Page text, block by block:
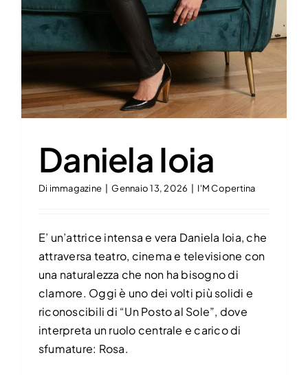
Daniela Ioia
Di immagazine Gennaio 13, 2026 I'M Copertina
E’ un’attrice intensa e vera Daniela Ioia, che
attraversa teatro, cinema e televisione con
una naturalezza che non ha bisogno di
clamore. Oggi è uno dei volti più solidi e
riconoscibili di “Un Posto al Sole”, dove
interpreta un ruolo centrale e carico di
sfumature: Rosa.